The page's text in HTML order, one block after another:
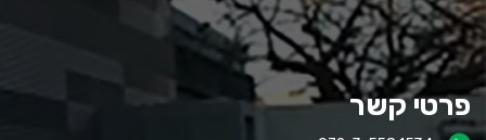
פרטי קשר